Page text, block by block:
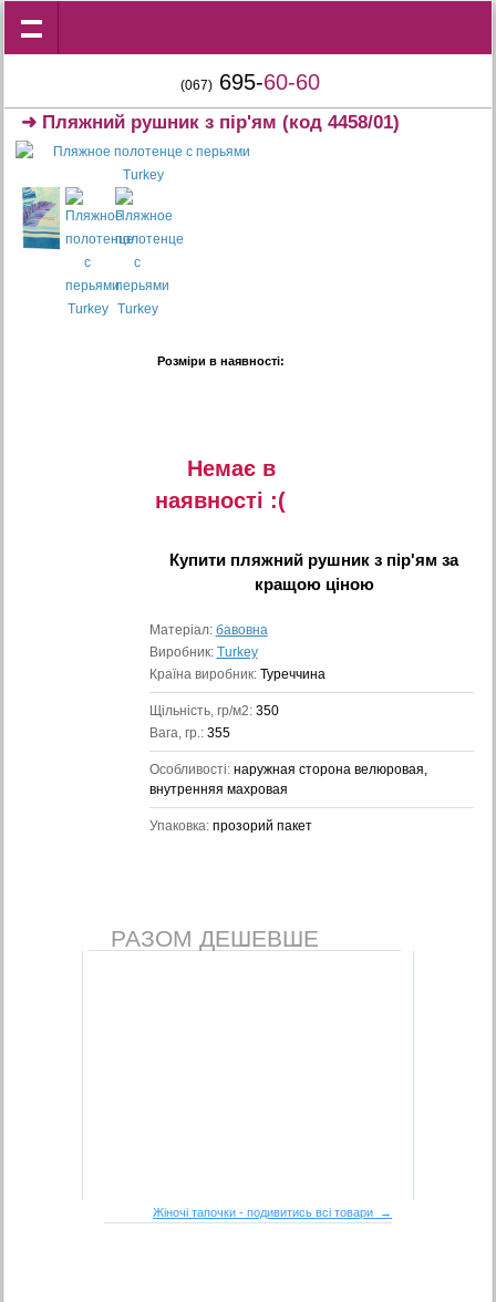
(067) 695-60-60
➜ Пляжний рушник з пір'ям (код 4458/01)
Розміри в наявності:
Немає в
наявностi :(
Купити пляжний рушник з пір'ям за
кращою ціною
Матеріал: бавовна
Виробник: Turkey
Країна виробник: Туреччина
Щільність, гр/м2: 350
Вага, гр.: 355
Особливості: наружная сторона велюровая,
внутренняя махровая
Упаковка: прозорий пакет
РАЗОМ ДЕШЕВШЕ
Жіночі тапочки - подивитись всі товари →